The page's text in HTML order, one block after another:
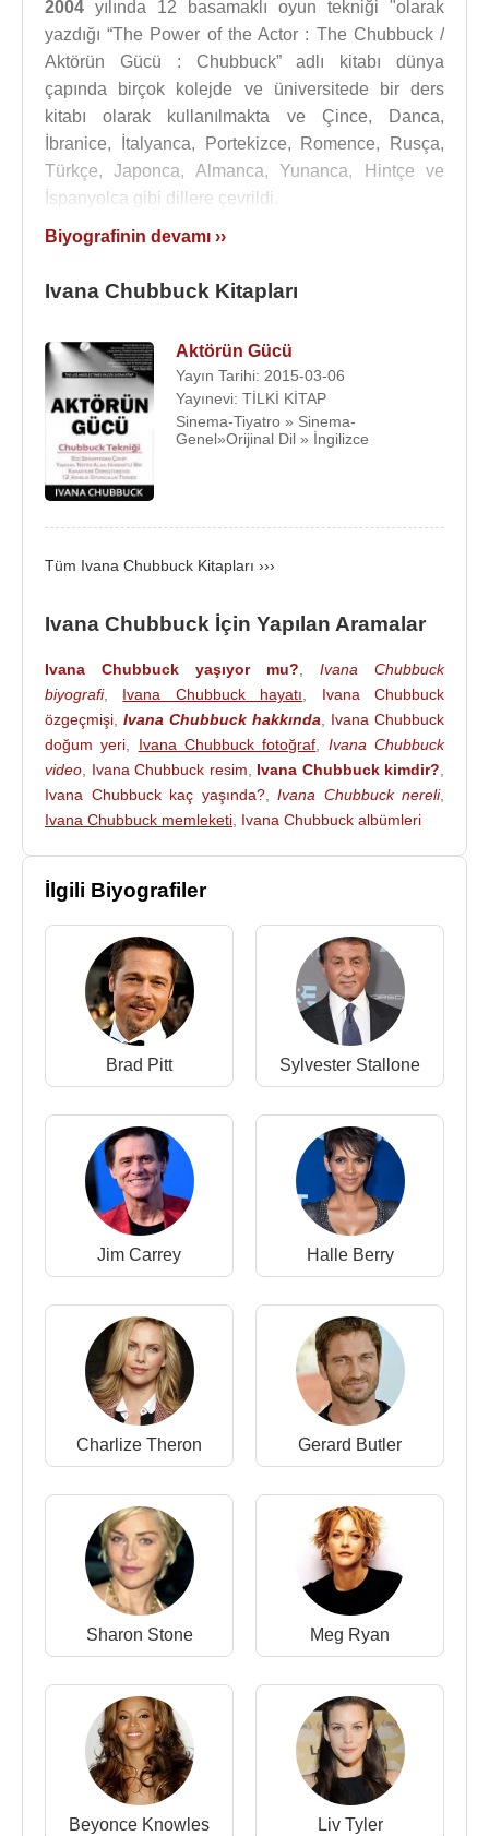
2004 yılında 12 basamaklı oyun tekniği "olarak
yazdığı “The Power of the Actor : The Chubbuck /
Aktörün Gücü : Chubbuck” adlı kitabı dünya
çapında birçok kolejde ve üniversitede bir ders
kitabı olarak kullanılmakta ve Çince, Danca,
İbranice, İtalyanca, Portekizce, Romence, Rusça,
Türkçe, Japonca, Almanca, Yunanca, Hintçe ve
İspanyolca gibi dillere çevrildi.
Ivana Chubbuck,Charlize Theron
Voight,Sylvester Stallone,
Gadot,Meg Ryan,Jessica Alba
Tyler,Adam Baldwin,Sienna Miller
Schneider,Jessica Biel, Beyonce Knowles
Maggie Grace
Travis Fimmel,Sharon Stone
birçokHollywood
yapmıştır.
Kitapları:
2017 - Die Chubbuck-Technik: The Power of the
2011 - Il potere dell'attore. Tecnica ed esercizi
2005 - El Poder de la ActuacióN. el Método de
Ivana Chubbuck: Doce Pasos que Parten de un
Libreto para Dotar al Actor de las Herramientas que
lo Llevan a Lograr una Interpretación Realista,
Creíble, y Dinámica
2004 - The Power of the Actor : The Chubbuck /
Aktörün Gücü : Chubbuck
Kaynak:Biyografiler.com
Biyografinin devamı ››
Ivana Chubbuck Kitapları
Aktörün Gücü
Yayın Tarihi: 2015-03-06
Yayınevi: TİLKİ KİTAP
Sinema-Tiyatro » Sinema-
Genel»Orijinal Dil » İngilizce
Tüm Ivana Chubbuck Kitapları ›››
Ivana Chubbuck İçin Yapılan Aramalar
Ivana Chubbuck yaşıyor mu?, Ivana Chubbuck
biyografi, Ivana Chubbuck hayatı, Ivana Chubbuck
özgeçmişi, Ivana Chubbuck hakkında, Ivana Chubbuck
doğum yeri, Ivana Chubbuck fotoğraf, Ivana Chubbuck
video, Ivana Chubbuck resim, Ivana Chubbuck kimdir?,
Ivana Chubbuck kaç yaşında?, Ivana Chubbuck nereli,
Ivana Chubbuck memleketi, Ivana Chubbuck albümleri
İlgili Biyografiler
Brad Pitt Sylvester Stallone
Jim Carrey Halle Berry
Charlize Theron Gerard Butler
Sharon Stone Meg Ryan
Beyonce Knowles Liv Tyler